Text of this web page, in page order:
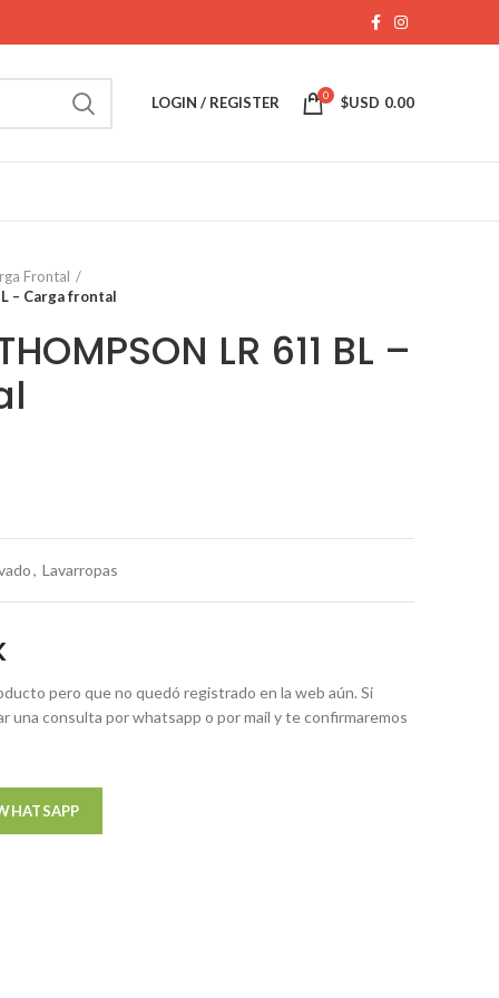
LOGIN / REGISTER 0 $USD 0.00
Frontal
– Carga frontal
LR 611 BL –
, Lavarropas
pero que no quedó registrado en la web aún. Si
una consulta por whatsapp o por mail y te confirmaremos